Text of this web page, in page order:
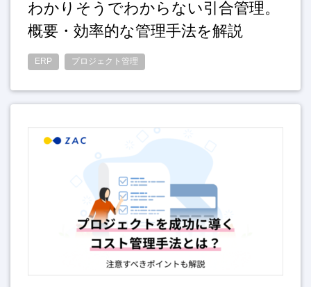
わかりそうでわからない引合管理。
概要・効率的な管理手法を解説
ERP プロジェクト管理